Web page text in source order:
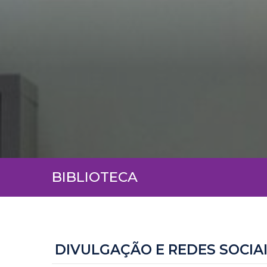
BIBLIOTECA
DIVULGAÇÃO E REDES